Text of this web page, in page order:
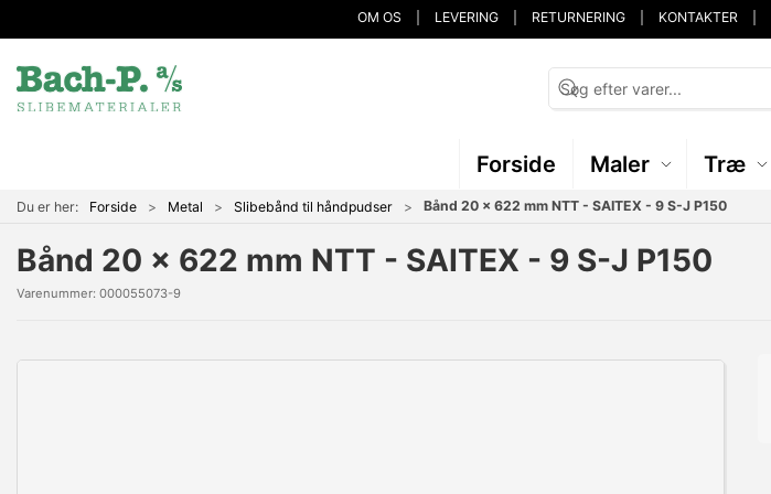
OM OS LEVERING RETURNERING KONTAKTER
Forside Maler Træ
Du er her: Forside Metal Slibebånd til håndpudser Bånd 20 x 622 mm NTT - SAITEX - 9 S-J P150
Bånd 20 x 622 mm NTT - SAITEX - 9 S-J P150
Varenummer: 000055073-9